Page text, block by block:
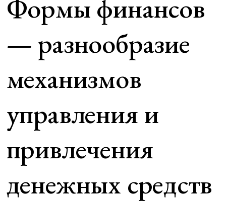
Формы финансов
— разнообразие
механизмов
управления и
привлечения
денежных средств